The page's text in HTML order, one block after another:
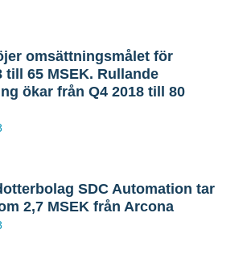
omsättningsmålet för
till 65 MSEK. Rullande
ökar från Q4 2018 till 80
SDC Automation tar
2,7 MSEK från Arcona
kapitalresningen i tre steg om
miljoner kronor. Det har resulterat i
i moderbolaget Ecoclime Group
300 miljoner kronor och utgör
internationella
(”Megadealsstrategi”). I
den genomförda kapitalresningen
proaktiva fastighetsägare som
Boyer och Hamberg förvaltning i
och fastighetsbolaget Svea
därmed blir bolagets största